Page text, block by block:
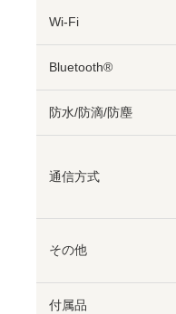
Wi-Fi
Bluetooth®
防水/防滴/防塵
通信方式
その他
付属品